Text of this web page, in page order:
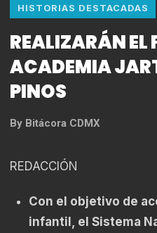
HISTORIAS DESTACADAS
REALIZARÁN EL
ACADEMIA
PINOS
By Bitácora CDMX
REDACCIÓN
Con el objetivo de
infantil, el Sistema